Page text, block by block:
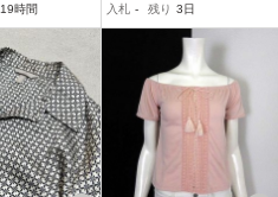
19時間
サイズ
入札 - 残り 3日